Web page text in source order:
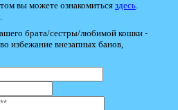
вы можете ознакомиться здесь
брата/сестры/любимой кошки -
избежание внезапных банов,